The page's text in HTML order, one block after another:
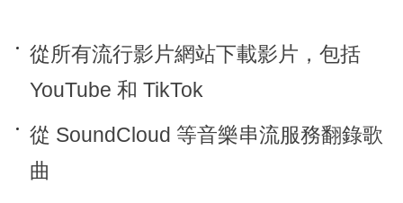
從所有流行影片網站下載影片，包括
YouTube 和 TikTok
從 SoundCloud 等音樂串流服務翻錄歌
曲